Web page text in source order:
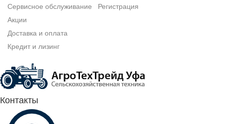
Сервисное обслуживание
Акции
Доставка и оплата
Кредит и лизинг
Регистрация
Контакты